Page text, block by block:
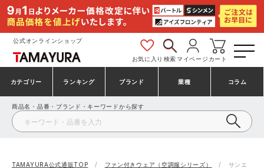
公式オンラインショップ
お気に入り 検索マイページ カート
カテゴリー
安全靴・作業靴
ランキング
安全靴ランキング
安全靴スニーカーランキング
ブランド
アシックス
プーマ コンバース（CONVERSE）
業種
建設・建築作業服
製造・工場作業服
コラム
商品名・品番・ブランド・キーワードから探す
TAMAYURA公式通販TOP ファン付きウェア（空調服シリーズ） サンエ